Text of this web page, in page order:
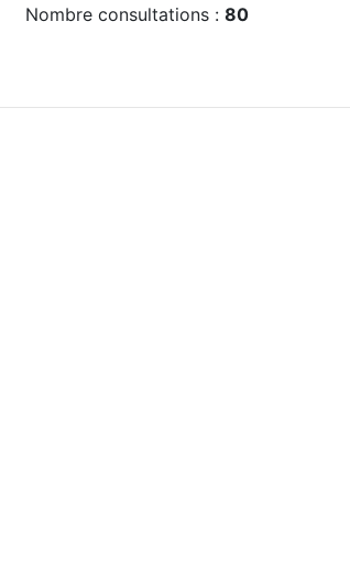
Nombre consultations : 80